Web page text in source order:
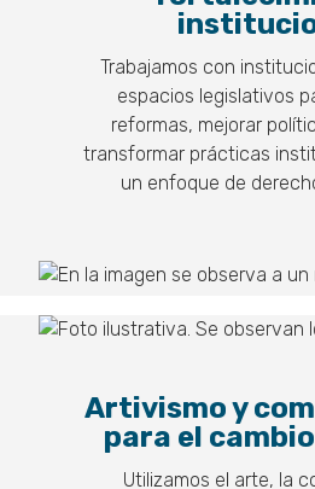
Trabajamos con
espacios legislativos
reformas, mejorar
transformar prácticas
un enfoque de
Artivismo y
para el
Utilizamos el arte, la